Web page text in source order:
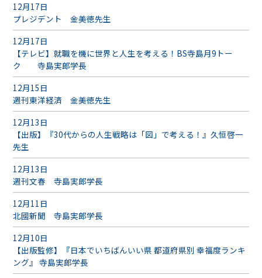
12月17日
プレジデント 金美徳先生
12月17日
【テレビ】就職を機に世界と人生を考える！BS寺島月9トー
ク 寺島実郎学長
12月15日
週刊東洋経済 金美徳先生
12月13日
【出版】『30代からの人生戦略は「図」で考える！』久恒啓一
先生
12月13日
週刊文春 寺島実郎学長
12月11日
北國新聞 寺島実郎学長
12月10日
【出版監修】『日本でいちばんいい県 都道府県別 幸福度ランキ
ング』 寺島実郎学長